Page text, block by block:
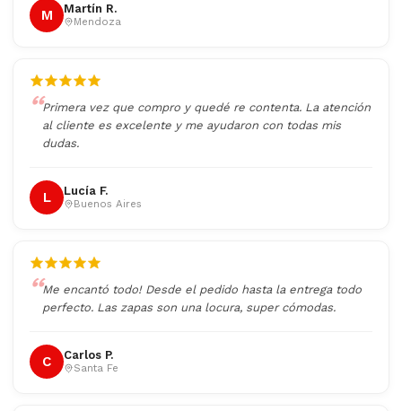
M Martín R.
Mendoza
Primera vez que compro y quedé re contenta. La atención
al cliente es excelente y me ayudaron con todas mis
dudas.
L Lucía F.
Buenos Aires
Me encantó todo! Desde el pedido hasta la entrega todo
perfecto. Las zapas son una locura, super cómodas.
C Carlos P.
Santa Fe